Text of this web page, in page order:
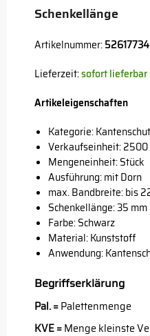
Schenkellänge
Artikelnummer:52617734
Lieferzeit:sofort lieferbar
Artikeleigenschaften
Kategorie:
Verkaufseinheit: 2500
Mengeneinheit: Stück
Ausführung: mit Dorn
max. Bandbreite: bis
Schenkellänge: 35 mm
Farbe: Schwarz
Material: Kunststoff
Anwendung:
Begriffserklärung
Pal. =Palettenmenge
KVE =Menge kleinste